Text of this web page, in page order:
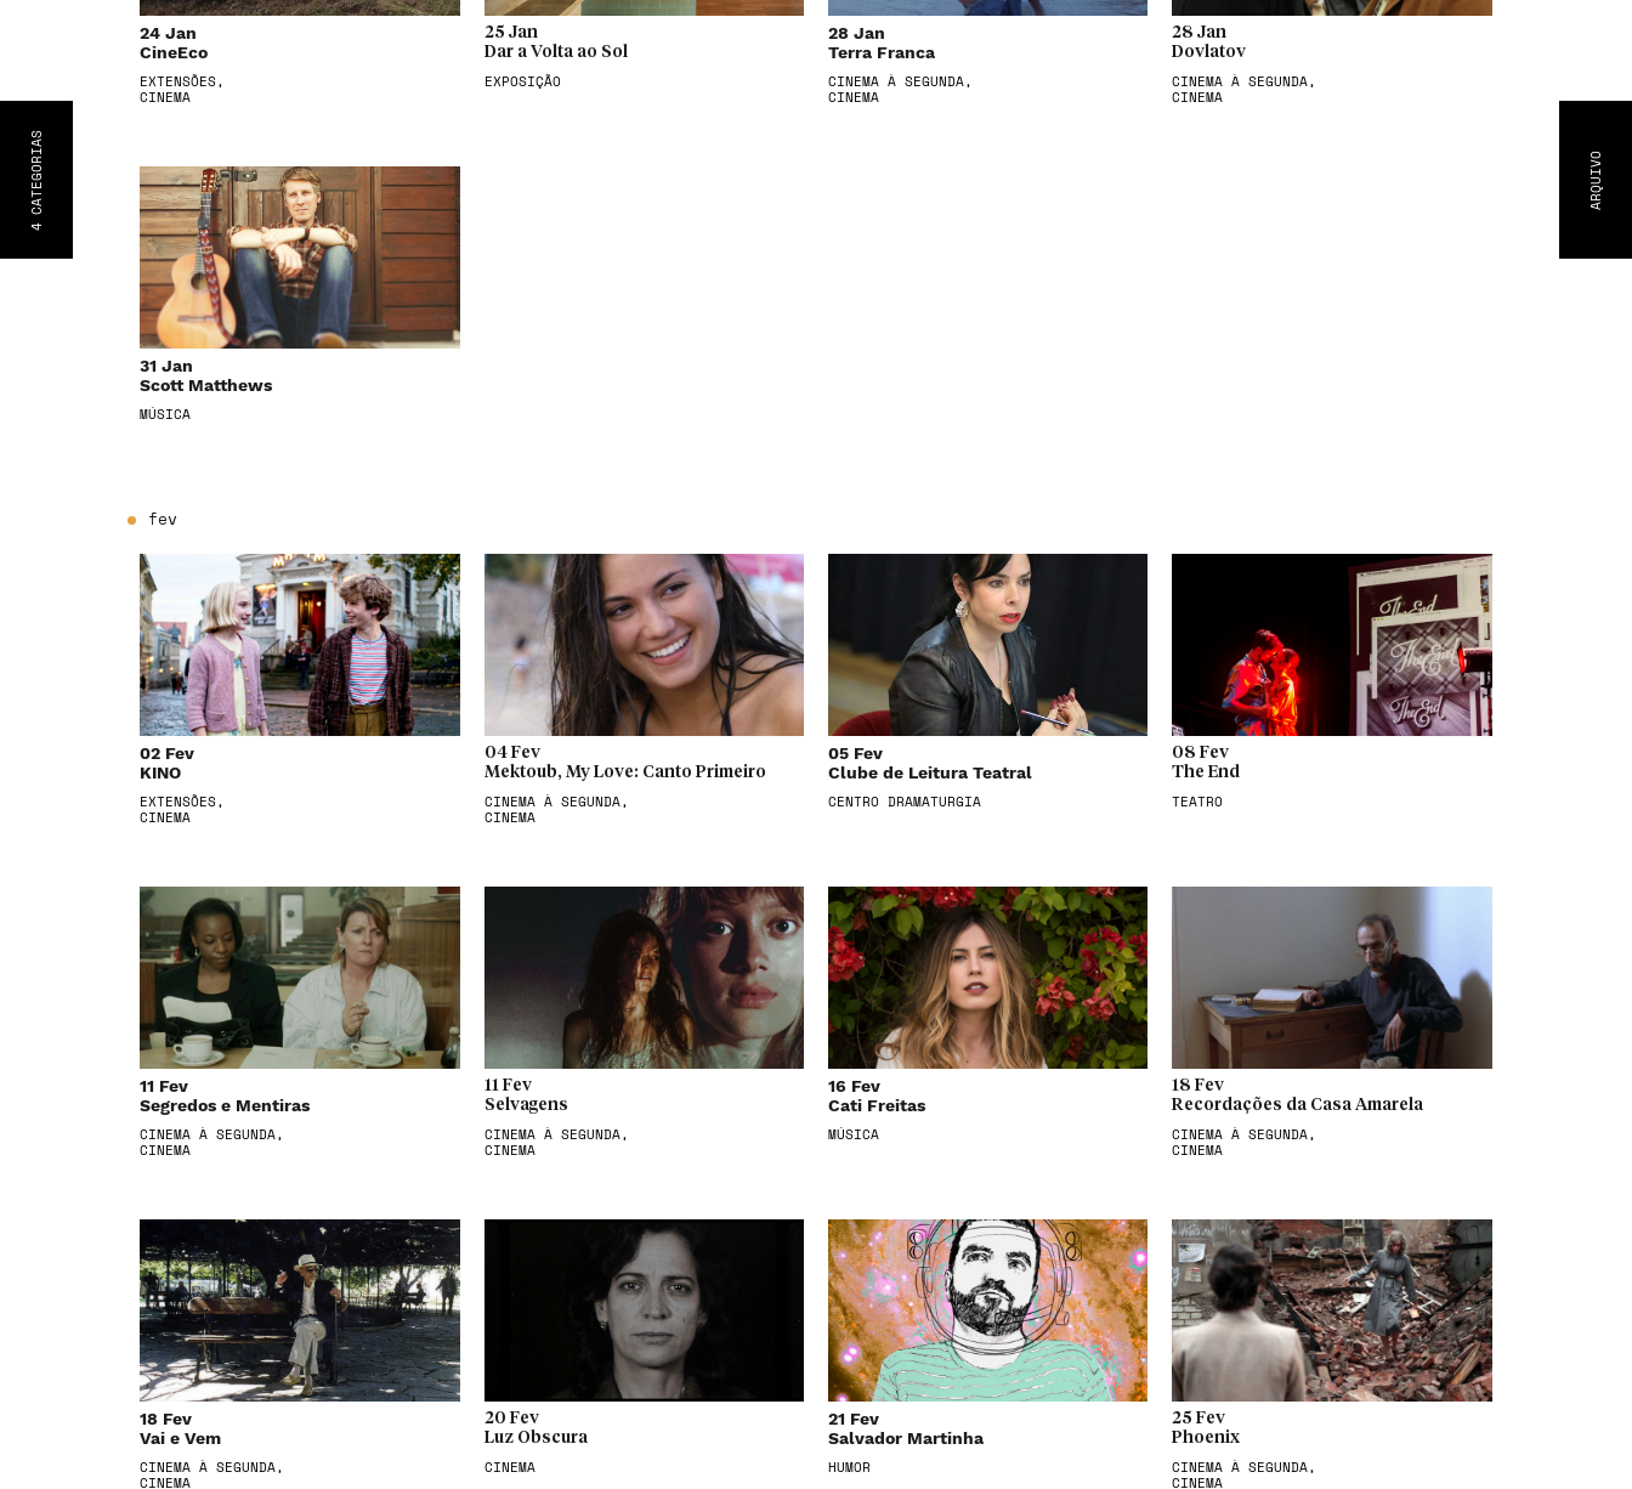
ARQUIVO
4
CATEGORIA
S
24 Jan
CineEco
EXTENSÕES,
CINEMA
25 Jan
Dar a Volta ao Sol
EXPOSIÇÃO
28 Jan
Terra Franca
CINEMA À SEGUNDA,
CINEMA
28 Jan
Dovlatov
CINEMA À SEGUNDA,
CINEMA
31 Jan
Scott Matthews
MÚSICA
fev
02 Fev
KINO
EXTENSÕES,
CINEMA
04 Fev
Mektoub, My Love: Canto Primeiro
CINEMA À SEGUNDA,
CINEMA
05 Fev
Clube de Leitura Teatral
CENTRO DRAMATURGIA
08 Fev
The End
TEATRO
11 Fev
Segredos e Mentiras
CINEMA À SEGUNDA,
CINEMA
11 Fev
Selvagens
CINEMA À SEGUNDA,
CINEMA
16 Fev
Cati Freitas
MÚSICA
18 Fev
Recordações da Casa Amarela
CINEMA À SEGUNDA,
CINEMA
18 Fev
Vai e Vem
CINEMA À SEGUNDA,
CINEMA
20 Fev
Luz Obscura
CINEMA
21 Fev
Salvador Martinha
HUMOR
25 Fev
Phoenix
CINEMA À SEGUNDA,
CINEMA